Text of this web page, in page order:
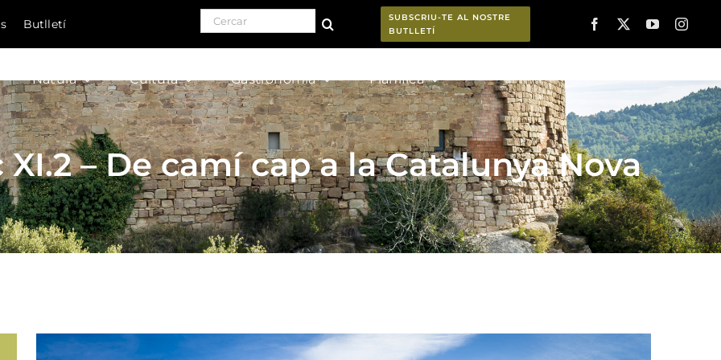
Butlletí Search for:
SUBSCRIU-TE AL NOSTRE
BUTLLETÍ
Natura Cultura Gastronomia Planifica
– De camí cap a la Catalunya Nova